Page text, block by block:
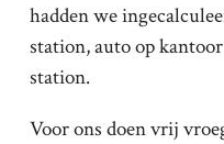
hadden we
station, auto op
station.
Voor ons doen vrij